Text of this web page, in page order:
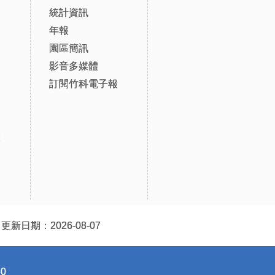
統計資訊
年報
園區簡訊
影音多媒體
訂閱竹科電子報
更新日期：2026-08-07